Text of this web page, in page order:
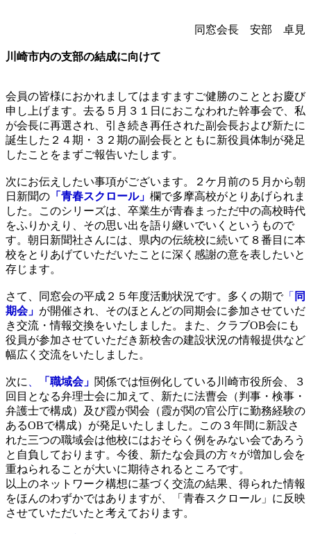
同窓会長 安部 卓見
川崎市内の支部の結成に向けて
会員の皆様におかれましてはますますご健勝のこととお慶び
申し上げます。去る５月３１日におこなわれた幹事会で、私
が会長に再選され、引き続き再任された副会長および新たに
誕生した２４期・３２期の副会長とともに新役員体制が発足
したことをまずご報告いたします。
次にお伝えしたい事項がございます。２ケ月前の５月から朝
日新聞の 「青春スクロール」 欄で多摩高校がとりあげられま
した。このシリーズは、卒業生が青春まっただ中の高校時代
をふりかえり、その思い出を語り継いでいくというもので
す。朝日新聞社さんには、県内の伝統校に続いて８番目に本
校をとりあげていただいたことに深く感謝の意を表したいと
存じます。
さて、同窓会の平成２５年度活動状況です。多くの期で「 同
期会」 が開催され、そのほとんどの同期会に参加させていだ
き交流・情報交換をいたしました。また、クラブOB会にも
役員が参加させていただき新校舎の建設状況の情報提供など
幅広く交流をいたしました。
次に 「職域会」 関係では恒例化している川崎市役所会、３
回目となる弁理士会に加えて、新たに法曹会（判事・検事・
弁護士で構成）及び霞が関会（霞が関の官公庁に勤務経験の
あるOBで構成）が発足いたしました。この３年間に新設さ
れた三つの職域会は他校にはおそらく例をみない会であろう
と自負しております。今後、新たな会員の方々が増加し会を
重ねられることが大いに期待されるところです。
以上のネットワーク構想に基づく交流の結果、得られた情報
をほんのわずかではありますが、「青春スクロール」に反映
させていただいたと考えております。